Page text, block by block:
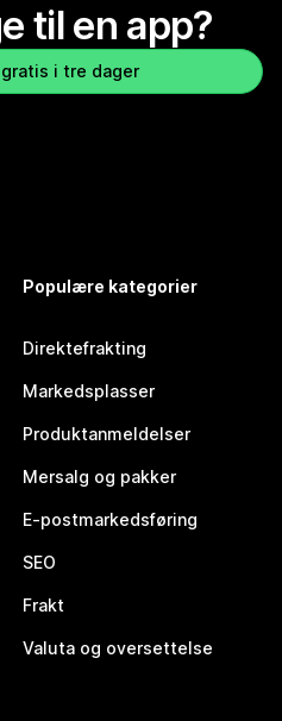
til en app?
i tre dager
Populære kategorier
Direktefrakting
Markedsplasser
Produktanmeldelser
Mersalg og pakker
E-postmarkedsføring
SEO
Frakt
Valuta og oversettelse